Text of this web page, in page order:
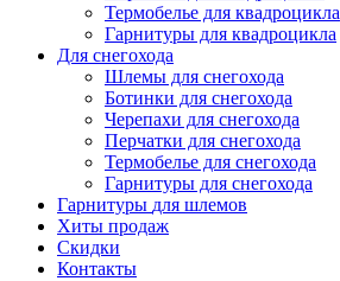
Термобелье для квадроцикла
Гарнитуры для квадроцикла
Для снегохода
Шлемы для снегохода
Ботинки для снегохода
Черепахи для снегохода
Перчатки для снегохода
Термобелье для снегохода
Гарнитуры для снегохода
Гарнитуры для шлемов
Хиты продаж
Скидки
Контакты